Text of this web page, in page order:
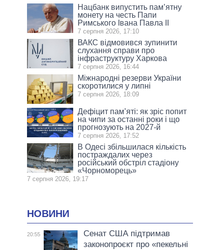
Нацбанк випустить пам’ятну
монету на честь Папи
Римського Івана Павла II
7 серпня 2026, 17:10
ВАКС відмовився зупинити
слухання справи про
інфраструктуру Харкова
7 серпня 2026, 16:44
Міжнародні резерви України
скоротилися у липні
7 серпня 2026, 18:09
Дефіцит пам’яті: як зріс попит
на чипи за останні роки і що
прогнозують на 2027-й
7 серпня 2026, 17:52
В Одесі збільшилася кількість
постраждалих через
російський обстріл стадіону
«Чорноморець»
7 серпня 2026, 19:17
НОВИНИ
20:55
Сенат США підтримав
законопроєкт про «пекельні